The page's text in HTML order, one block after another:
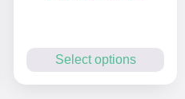
Select options